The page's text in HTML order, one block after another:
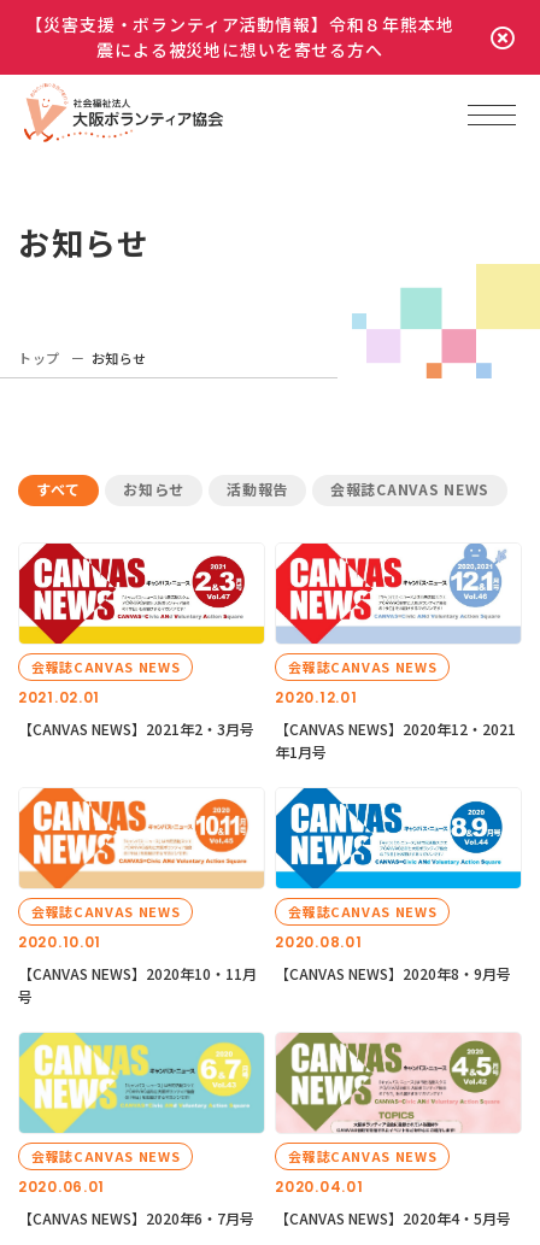
【災害支援・ボランティア活動情報】令和８年熊本地
震による被災地に想いを寄せる方へ
お知らせ
トップ お知らせ
すべて お知らせ 活動報告 会報誌CANVAS NEWS
2021.02.01
会報誌CANVAS NEWS
【CANVAS NEWS】2021年2・3月号
2020.12.01
会報誌CANVAS NEWS
【CANVAS NEWS】2020年12・2021
年1月号
2020.10.01
会報誌CANVAS NEWS
【CANVAS NEWS】2020年10・11月
号
2020.08.01
会報誌CANVAS NEWS
【CANVAS NEWS】2020年8・9月号
2020.06.01
会報誌CANVAS NEWS
【CANVAS NEWS】2020年6・7月号
2020.04.01
会報誌CANVAS NEWS
【CANVAS NEWS】2020年4・5月号